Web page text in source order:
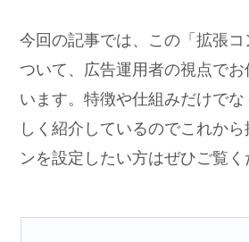
今回の記事では、この「拡張
ついて、広告運用者の視点で
います。特徴や仕組みだけで
しく紹介しているのでこれか
ンを設定したい方はぜひご覧く